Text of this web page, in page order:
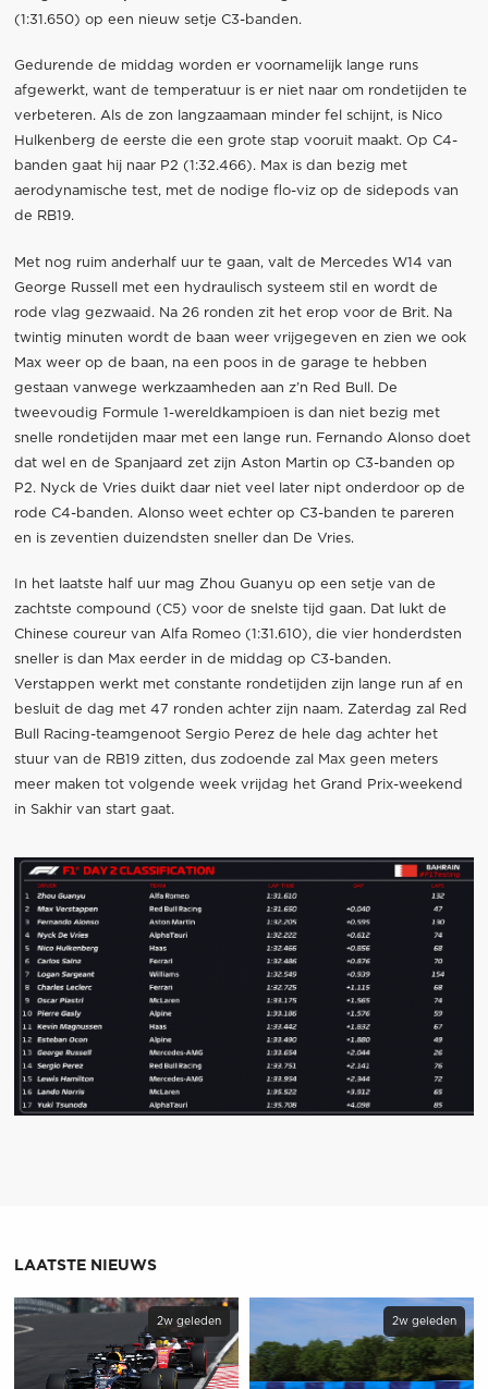
(1:31.650) op een nieuw setje C3-banden.
Gedurende de middag worden er voornamelijk lange runs
afgewerkt, want de temperatuur is er niet naar om rondetijden te
verbeteren. Als de zon langzaamaan minder fel schijnt, is Nico
Hulkenberg de eerste die een grote stap vooruit maakt. Op C4-
banden gaat hij naar P2 (1:32.466). Max is dan bezig met
aerodynamische test, met de nodige flo-viz op de sidepods van
de RB19.
Met nog ruim anderhalf uur te gaan, valt de Mercedes W14 van
George Russell met een hydraulisch systeem stil en wordt de
rode vlag gezwaaid. Na 26 ronden zit het erop voor de Brit. Na
twintig minuten wordt de baan weer vrijgegeven en zien we ook
Max weer op de baan, na een poos in de garage te hebben
gestaan vanwege werkzaamheden aan z’n Red Bull. De
tweevoudig Formule 1-wereldkampioen is dan niet bezig met
snelle rondetijden maar met een lange run. Fernando Alonso doet
dat wel en de Spanjaard zet zijn Aston Martin op C3-banden op
P2. Nyck de Vries duikt daar niet veel later nipt onderdoor op de
rode C4-banden. Alonso weet echter op C3-banden te pareren
en is zeventien duizendsten sneller dan De Vries.
In het laatste half uur mag Zhou Guanyu op een setje van de
zachtste compound (C5) voor de snelste tijd gaan. Dat lukt de
Chinese coureur van Alfa Romeo (1:31.610), die vier honderdsten
sneller is dan Max eerder in de middag op C3-banden.
Verstappen werkt met constante rondetijden zijn lange run af en
besluit de dag met 47 ronden achter zijn naam. Zaterdag zal Red
Bull Racing-teamgenoot Sergio Perez de hele dag achter het
stuur van de RB19 zitten, dus zodoende zal Max geen meters
meer maken tot volgende week vrijdag het Grand Prix-weekend
in Sakhir van start gaat.
LAATSTE NIEUWS
2w geleden 2w geleden